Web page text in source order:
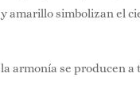
amarillo simbolizan el
armonía se producen a